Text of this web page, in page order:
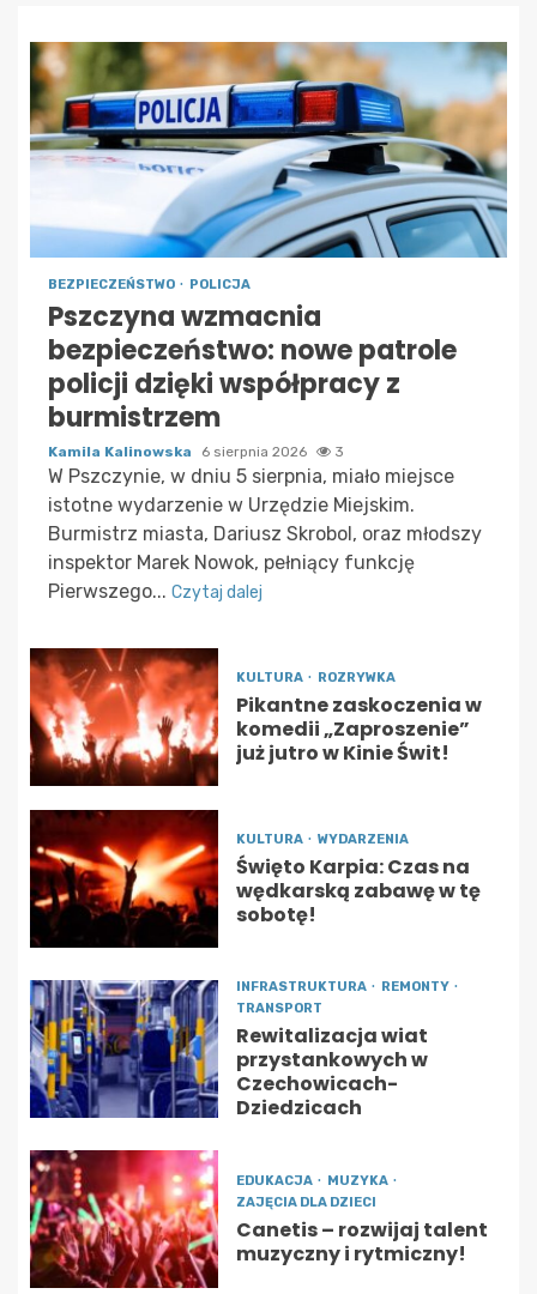
BEZPIECZEŃSTWO POLICJA
Pszczyna wzmacnia
bezpieczeństwo: nowe patrole
policji dzięki współpracy z
burmistrzem
Kamila Kalinowska 6 sierpnia 2026 3
W Pszczynie, w dniu 5 sierpnia, miało miejsce
istotne wydarzenie w Urzędzie Miejskim.
Burmistrz miasta, Dariusz Skrobol, oraz młodszy
inspektor Marek Nowok, pełniący funkcję
Pierwszego... Czytaj dalej
KULTURA ROZRYWKA
Pikantne zaskoczenia w
komedii „Zaproszenie”
już jutro w Kinie Świt!
KULTURA WYDARZENIA
Święto Karpia: Czas na
wędkarską zabawę w tę
sobotę!
INFRASTRUKTURA
REMONTY
TRANSPORT
Rewitalizacja wiat
przystankowych w
Czechowicach-
Dziedzicach
EDUKACJA
MUZYKA
ZAJĘCIA DLA DZIECI
Canetis – rozwijaj talent
muzyczny i rytmiczny!